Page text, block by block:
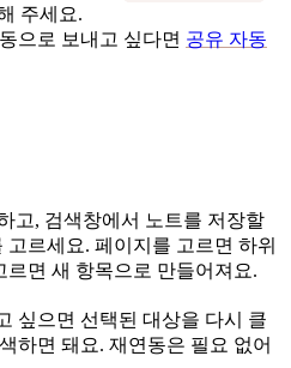
주세요.
으로 보내고 싶다면 공유 자동
고, 검색창에서 노트를 저장할
고르세요. 페이지를 고르면 하위
면 새 항목으로 만들어져요.
싶으면 선택된 대상을 다시 클
하면 돼요. 재연동은 필요 없어